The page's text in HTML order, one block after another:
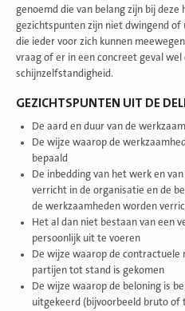
genoemd die van belang zijn bij deze
gezichtspunten zijn niet dwingend
die ieder voor zich kunnen
vraag of er in een concreet geval
schijnzelfstandigheid.
GEZICHTSPUNTEN UIT DE
De aard en duur van de
De wijze waarop de
bepaald
De inbedding van het werk en
verricht in de organisatie en de
de werkzaamheden worden
Het al dan niet bestaan van een
persoonlijk uit te voeren
De wijze waarop de contractuele
partijen tot stand is gekomen
De wijze waarop de beloning is
uitgekeerd (bijvoorbeeld bruto of